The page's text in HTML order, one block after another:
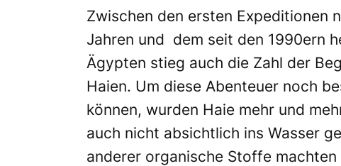
Zwischen den ersten Expeditionen
Jahren und dem seit den 1990ern
Ägypten stieg auch die Zahl der
Haien. Um diese Abenteuer noch
können, wurden Haie mehr und
auch nicht absichtlich ins Wasser
anderer organische Stoffe